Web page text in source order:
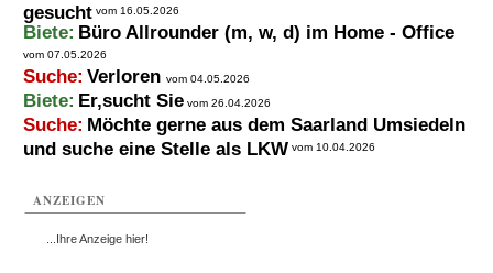
gesucht vom 16.05.2026
Biete: Büro Allrounder (m, w, d) im Home - Office
vom 07.05.2026
Suche: Verloren vom 04.05.2026
Biete: Er,sucht Sie vom 26.04.2026
Suche: Möchte gerne aus dem Saarland Umsiedeln
und suche eine Stelle als LKW vom 10.04.2026
ANZEIGEN
...Ihre Anzeige hier!